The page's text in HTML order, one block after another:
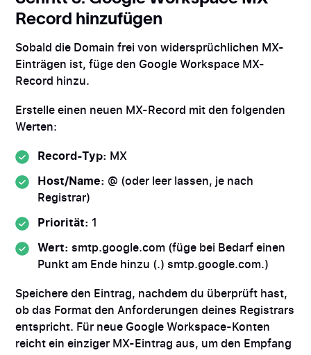
Record hinzufügen
Sobald die Domain frei von widersprüchlichen MX-
Einträgen ist, füge den Google Workspace MX-
Record hinzu.
Erstelle einen neuen MX-Record mit den folgenden
Werten:
Record-Typ: MX
Host/Name: @ (oder leer lassen, je nach
Registrar)
Priorität: 1
Wert: smtp.google.com (füge bei Bedarf einen
Punkt am Ende hinzu (.) smtp.google.com.)
Speichere den Eintrag, nachdem du überprüft hast,
ob das Format den Anforderungen deines Registrars
entspricht. Für neue Google Workspace-Konten
reicht ein einziger MX-Eintrag aus, um den Empfang